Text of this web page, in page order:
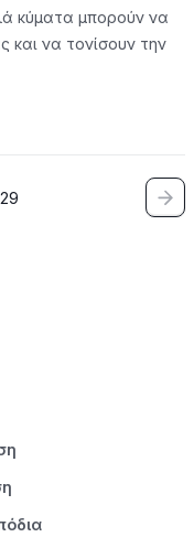
κύματα μπορούν να
να τονίσουν την